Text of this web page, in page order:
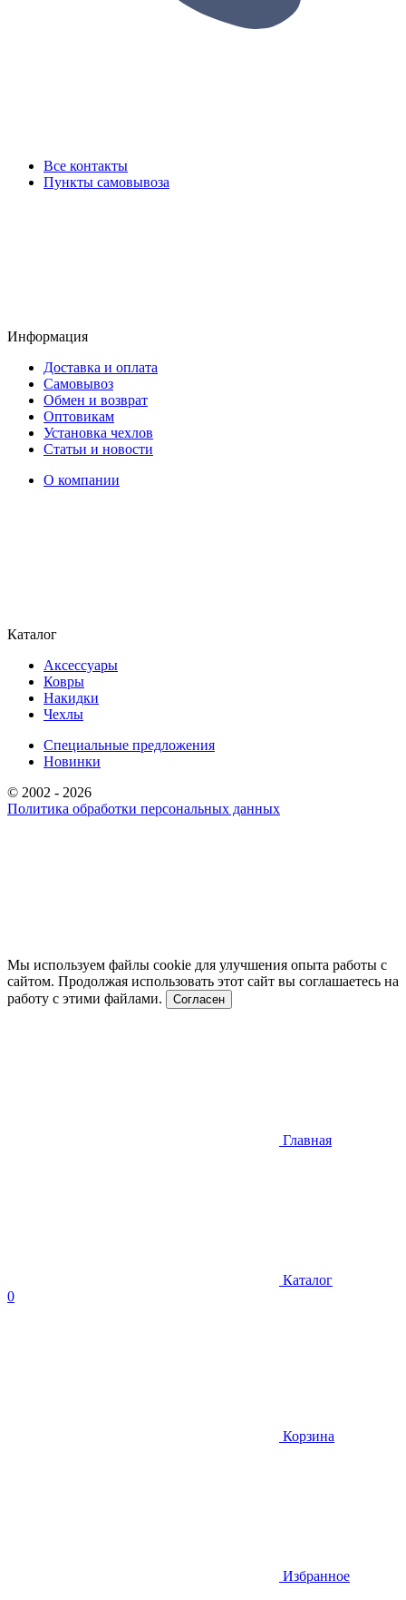
Все контакты
Пункты самовывоза
Информация
Доставка и оплата
Самовывоз
Обмен и возврат
Оптовикам
Установка чехлов
Статьи и новости
О компании
Каталог
Аксессуары
Ковры
Накидки
Чехлы
Специальные предложения
Новинки
© 2002 - 2026
Политика обработки персональных данных
Мы используем файлы cookie для улучшения опыта работы с
сайтом. Продолжая использовать этот сайт вы соглашаетесь на
работу с этими файлами.
Согласен
Главная
Каталог
0
Корзина
Избранное